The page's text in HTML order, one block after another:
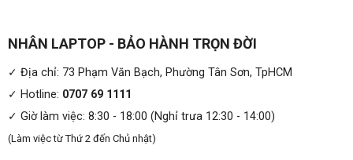
NHÂN LAPTOP - BẢO HÀNH TRỌN ĐỜI
✓ Địa chỉ: 73 Phạm Văn Bạch, Phường Tân Sơn, TpHCM
✓ Hotline: 0707 69 1111
✓ Giờ làm việc: 8:30 - 18:00 (Nghỉ trưa 12:30 - 14:00)
(Làm việc từ Thứ 2 đến Chủ nhật)